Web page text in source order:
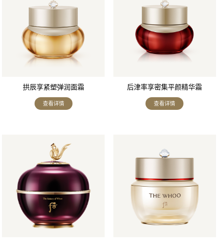
拱辰享紧塑弹润面霜
查看详情
后津率享密集平颜精华霜
查看详情